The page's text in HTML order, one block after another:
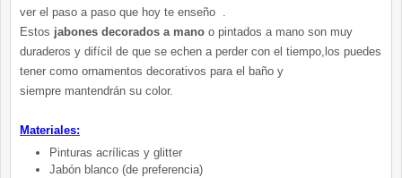
ver el paso a paso que hoy te enseño .
Estos jabones decorados a mano o pintados a mano son muy
duraderos y difícil de que se echen a perder con el tiempo,los puedes
tener como ornamentos decorativos para el baño y
siempre mantendrán su color.
Materiales:
Pinturas acrílicas y glitter
Jabón blanco (de preferencia)